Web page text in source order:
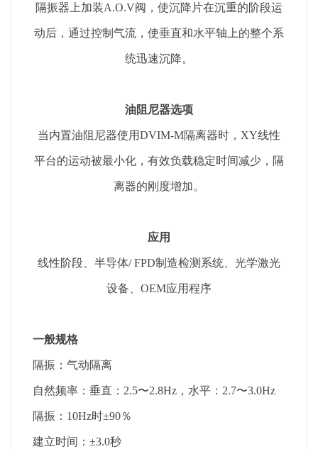
隔振器上加装A.O.V阀，使沉降片在沉重的阶段运
动后，通过控制气流，使垂直和水平轴上的整个系
统迅速沉降。
油阻尼器选项
当内置油阻尼器使用DVIM-M隔离器时，XY线性
平台的运动被最小化，有效负载稳定时间减少，隔
离器的刚度增加。
应用
线性阶段、半导体/ FPD制造检测系统、光学激光
设备、OEM应用程序
一般规格
隔振：气动隔离
自然频率：垂直：2.5〜2.8Hz，水平：2.7〜3.0Hz
隔振：10Hz时±90％
建立时间：±3.0秒